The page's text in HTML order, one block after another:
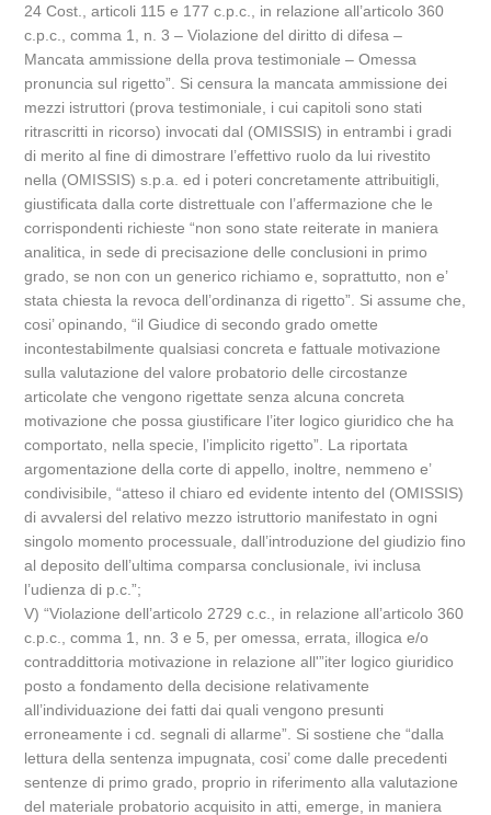
24 Cost., articoli 115 e 177 c.p.c., in relazione all’articolo 360
c.p.c., comma 1, n. 3 – Violazione del diritto di difesa –
Mancata ammissione della prova testimoniale – Omessa
pronuncia sul rigetto”. Si censura la mancata ammissione dei
mezzi istruttori (prova testimoniale, i cui capitoli sono stati
ritrascritti in ricorso) invocati dal (OMISSIS) in entrambi i gradi
di merito al fine di dimostrare l’effettivo ruolo da lui rivestito
nella (OMISSIS) s.p.a. ed i poteri concretamente attribuitigli,
giustificata dalla corte distrettuale con l’affermazione che le
corrispondenti richieste “non sono state reiterate in maniera
analitica, in sede di precisazione delle conclusioni in primo
grado, se non con un generico richiamo e, soprattutto, non e’
stata chiesta la revoca dell’ordinanza di rigetto”. Si assume che,
cosi’ opinando, “il Giudice di secondo grado omette
incontestabilmente qualsiasi concreta e fattuale motivazione
sulla valutazione del valore probatorio delle circostanze
articolate che vengono rigettate senza alcuna concreta
motivazione che possa giustificare l’iter logico giuridico che ha
comportato, nella specie, l’implicito rigetto”. La riportata
argomentazione della corte di appello, inoltre, nemmeno e’
condivisibile, “atteso il chiaro ed evidente intento del (OMISSIS)
di avvalersi del relativo mezzo istruttorio manifestato in ogni
singolo momento processuale, dall’introduzione del giudizio fino
al deposito dell’ultima comparsa conclusionale, ivi inclusa
l’udienza di p.c.”;
V) “Violazione dell’articolo 2729 c.c., in relazione all’articolo 360
c.p.c., comma 1, nn. 3 e 5, per omessa, errata, illogica e/o
contraddittoria motivazione in relazione all'”iter logico giuridico
posto a fondamento della decisione relativamente
all’individuazione dei fatti dai quali vengono presunti
erroneamente i cd. segnali di allarme”. Si sostiene che “dalla
lettura della sentenza impugnata, cosi’ come dalle precedenti
sentenze di primo grado, proprio in riferimento alla valutazione
del materiale probatorio acquisito in atti, emerge, in maniera